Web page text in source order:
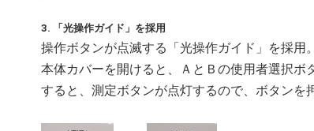
3. 「光操作ガイド」を採用
操作ボタンが点滅する「光操作ガイド」を採用
本体カバーを開けると、ＡとＢの使用者選択
すると、測定ボタンが点灯するので、ボタンを